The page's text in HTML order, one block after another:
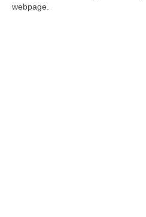
webpage.
06 Agosto, 17:12